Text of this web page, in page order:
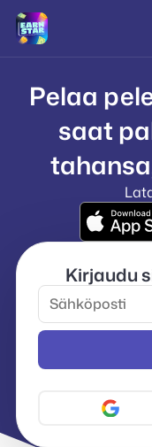
Pelaa
saat
Kirjaudu